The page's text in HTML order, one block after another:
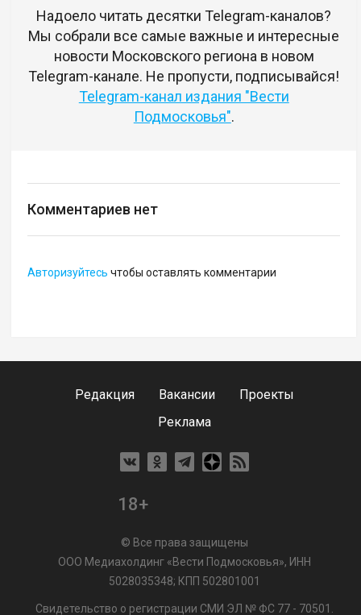
Надоело читать десятки Telegram-каналов?
Мы собрали все самые важные и интересные
новости Московского региона в новом
Telegram-канале. Не пропусти, подписывайся!
Telegram-канал издания "Вести
Подмосковья".
Комментариев нет
Авторизуйтесь чтобы оставлять комментарии
Редакция Вакансии
Проекты
Реклама
18+
© Все права защищены
ООО Медиахолдинг «Вести Подмосковья», ИНН
5028035348; КПП 502801001
Свидетельство о регистрации СМИ ЭЛ № ФС 77 - 70501.